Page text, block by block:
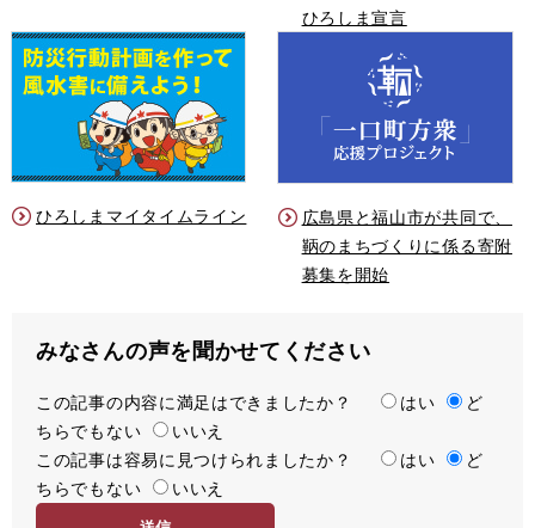
ひろしま宣言
ひろしまマイタイムライン
広島県と福山市が共同で、
鞆のまちづくりに係る寄附
募集を開始
みなさんの声を聞かせてください
満
足
度
この記事の内容に満足はできましたか？ はい
ど
ちらでもない
いいえ
容
易
この記事は容易に見つけられましたか？ はい
ど
ちらでもない
いいえ